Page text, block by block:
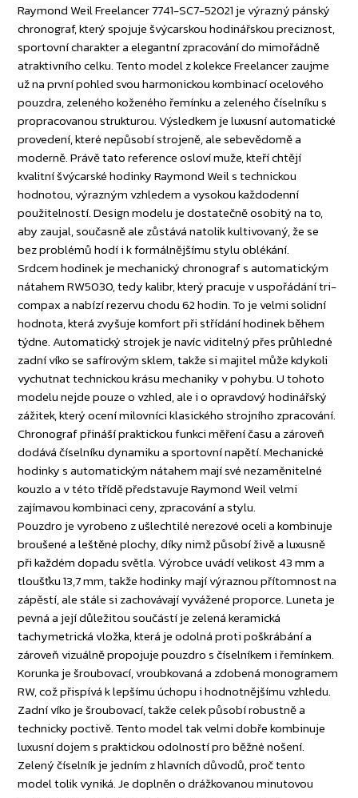
Raymond Weil Freelancer 7741-SC7-52021 je výrazný pánský
chronograf, který spojuje švýcarskou hodinářskou preciznost,
sportovní charakter a elegantní zpracování do mimořádně
atraktivního celku. Tento model z kolekce Freelancer zaujme
už na první pohled svou harmonickou kombinací ocelového
pouzdra, zeleného koženého řemínku a zeleného číselníku s
propracovanou strukturou. Výsledkem je luxusní automatické
provedení, které nepůsobí strojeně, ale sebevědomě a
moderně. Právě tato reference osloví muže, kteří chtějí
kvalitní švýcarské hodinky Raymond Weil s technickou
hodnotou, výrazným vzhledem a vysokou každodenní
použitelností. Design modelu je dostatečně osobitý na to,
aby zaujal, současně ale zůstává natolik kultivovaný, že se
bez problémů hodí i k formálnějšímu stylu oblékání.
Srdcem hodinek je mechanický chronograf s automatickým
nátahem RW5030, tedy kalibr, který pracuje v uspořádání tri-
compax a nabízí rezervu chodu 62 hodin. To je velmi solidní
hodnota, která zvyšuje komfort při střídání hodinek během
týdne. Automatický strojek je navíc viditelný přes průhledné
zadní víko se safírovým sklem, takže si majitel může kdykoli
vychutnat technickou krásu mechaniky v pohybu. U tohoto
modelu nejde pouze o vzhled, ale i o opravdový hodinářský
zážitek, který ocení milovníci klasického strojního zpracování.
Chronograf přináší praktickou funkci měření času a zároveň
dodává číselníku dynamiku a sportovní napětí. Mechanické
hodinky s automatickým nátahem mají své nezaměnitelné
kouzlo a v této třídě představuje Raymond Weil velmi
zajímavou kombinaci ceny, zpracování a stylu.
Pouzdro je vyrobeno z ušlechtilé nerezové oceli a kombinuje
broušené a leštěné plochy, díky nimž působí živě a luxusně
při každém dopadu světla. Výrobce uvádí velikost 43 mm a
tloušťku 13,7 mm, takže hodinky mají výraznou přítomnost na
zápěstí, ale stále si zachovávají vyvážené proporce. Luneta je
pevná a její důležitou součástí je zelená keramická
tachymetrická vložka, která je odolná proti poškrábání a
zároveň vizuálně propojuje pouzdro s číselníkem i řemínkem.
Korunka je šroubovací, vroubkovaná a zdobená monogramem
RW, což přispívá k lepšímu úchopu i hodnotnějšímu vzhledu.
Zadní víko je šroubovací, takže celek působí robustně a
technicky poctivě. Tento model tak velmi dobře kombinuje
luxusní dojem s praktickou odolností pro běžné nošení.
Zelený číselník je jedním z hlavních důvodů, proč tento
model tolik vyniká. Je doplněn o drážkovanou minutovou